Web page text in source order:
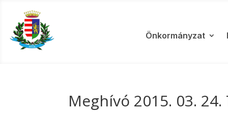
Önkormányzat
Meghívó 2015. 03.